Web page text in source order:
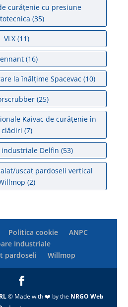
curățenie cu presiune
(35)
VLX (11)
(16)
la înălțime Spacevac (10)
(25)
Kaivac de curățenie în
clădiri (7)
Delfin (53)
uscat pardoseli vertical
(2)
Politica cookie
ANPC
Industriale
pardoseli
Willmop
© Made with ❤️ by the NRGO Web